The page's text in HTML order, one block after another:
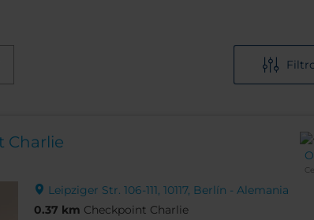
Charlie
Leipziger Str. 106-111, 10117, Berlín - Alemania
0.37 km Checkpoint Charlie